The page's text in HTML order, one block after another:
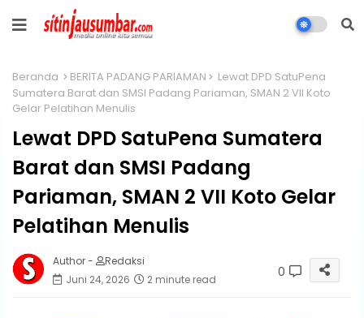
Beranda BERITA PADANG PARIAMAN
Lewat DPD SatuPena
Sumatera Barat dan SMSI Padang Pariaman, SMAN 2 VII Koto
Gelar Pelatihan Menulis
Lewat DPD SatuPena Sumatera
Barat dan SMSI Padang
Pariaman, SMAN 2 VII Koto Gelar
Pelatihan Menulis
Author -
Redaksi
Juni 24, 2026
2 minute read 0